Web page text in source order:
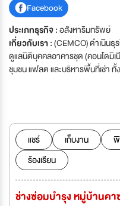
Facebook
ประเภทธุรกิจ :อสังหาริมทรัพย์
เกี่ยวกับเรา :(CEMCO) ดำเนิน
ดูแลนิติบุคคลอาคารชุด (คอนโดมิเ
ชุมชน แฟลต และบริหารพื้นที่เช่า ทั้
ความสะอาด และซ่อมบำรุงระบ
งานมากกว่า 30 ปี และมีความเกี่
พัฒนาโครงการ
แชร์ เก็บงาน
ร้องเรียน
ช่างซ่อมบำรุง หมู่บ้านค